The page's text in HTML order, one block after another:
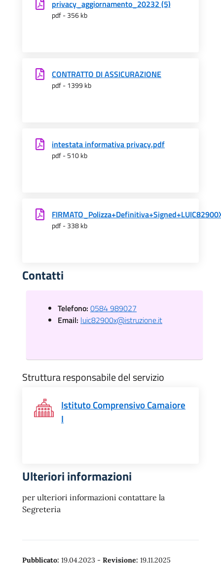
privacy_aggiornamento_20232 (5)
pdf - 356 kb
CONTRATTO DI ASSICURAZIONE
pdf - 1399 kb
intestata informativa privacy.pdf
pdf - 510 kb
pdf - 338 kb
Contatti
Telefono: 0584 989027
Email: luic82900x@istruzione.it
Struttura responsabile del servizio
Istituto Comprensivo Camaiore
I
Ulteriori informazioni
per ulteriori informazioni contattare la
Segreteria
Pubblicato: 19.04.2023 - Revisione: 19.11.2025